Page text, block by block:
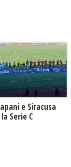
e Siracusa
Serie C